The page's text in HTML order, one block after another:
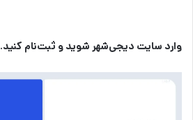
وارد سایت دیجی‌شهر شوید و ثبت‌نام کنید.